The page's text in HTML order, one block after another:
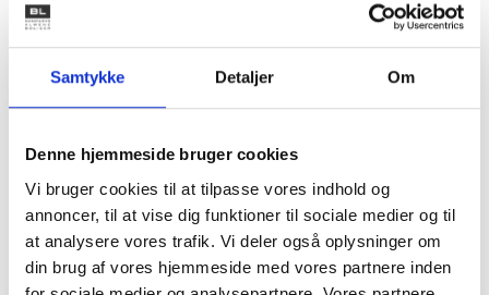
Samtykke Detaljer Om
Denne hjemmeside bruger cookies
Vi bruger cookies til at tilpasse vores indhold og
annoncer, til at vise dig funktioner til sociale medier og til
at analysere vores trafik. Vi deler også oplysninger om
din brug af vores hjemmeside med vores partnere inden
Herudover gælder:
Garantien er gældende
for borgere under 25 år.
ved godkendelse af akut
boligansøgning skal være
under 25 år.
For at blive omfattet af
boliggarantien, skal den